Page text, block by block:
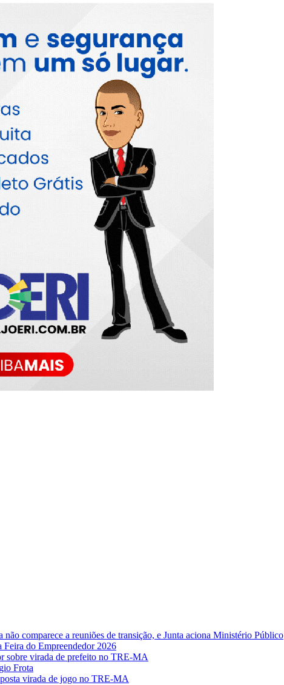
comparece a reuniões de transição, e Junta aciona Ministério Público
Feira do Empreendedor 2026
sobre virada de prefeito no TRE-MA
Frota
virada de jogo no TRE-MA